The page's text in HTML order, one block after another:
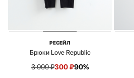
РЕСЕЙЛ
Брюки Love Republic
3 000₽300₽90%